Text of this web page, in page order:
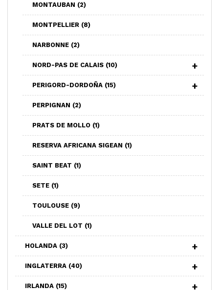
MONTAUBAN (2)
MONTPELLIER (8)
NARBONNE (2)
NORD-PAS DE CALAIS (10)
PERIGORD-DORDOÑA (15)
PERPIGNAN (2)
PRATS DE MOLLO (1)
RESERVA AFRICANA SIGEAN (1)
SAINT BEAT (1)
SETE (1)
TOULOUSE (9)
VALLE DEL LOT (1)
HOLANDA (3)
INGLATERRA (40)
IRLANDA (15)